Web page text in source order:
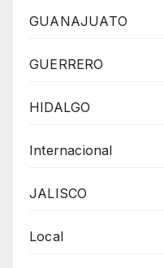
GUANAJUATO
GUERRERO
HIDALGO
Internacional
JALISCO
Local